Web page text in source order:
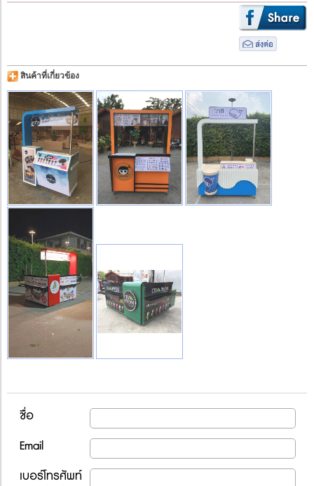
สินค้าที่เกี่ยวข้อง
ชื่อ
Email
เบอร์โทรศัพท์